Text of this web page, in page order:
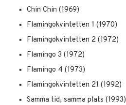
Chin Chin (1969)
Flamingokvintetten 1 (1970)
Flamingokvintetten 2 (1972)
Flamingo 3 (1972)
Flamingo 4 (1973)
Flamingokvintetten 21 (1992)
Samma tid, samma plats (1993)